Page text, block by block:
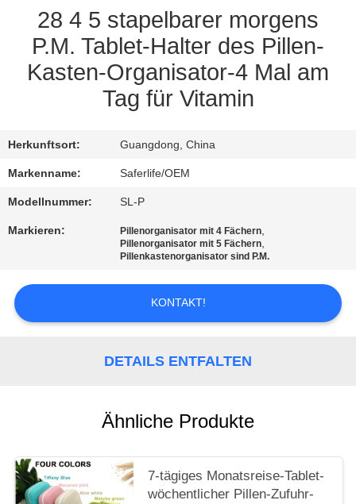
NEUIGKEITEN
RECHTSSACHEN
BITTE UM
EIN
ANGEBOT
DATENSCHUTZRICHTLINIE
28 4 5 stapelbarer morgens
P.M. Tablet-Halter des Pillen-
Kasten-Organisator-4 Mal am
Tag für Vitamin
Herkunftsort: Guangdong, China
Markenname: Saferlife/OEM
Modellnummer: SL-P
Markieren: Pillenorganisator mit 4 Fächern,
Pillenorganisator mit 5 Fächern,
Pillenkastenorganisator sind P.M.
KONTAKT!
DETAILS ENTFALTEN
Ähnliche Produkte
7-tägiges Monatsreise-Tablet-
wöchentlicher Pillen-Zufuhr-